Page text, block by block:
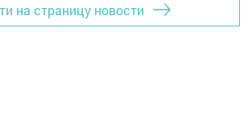
на страницу новости